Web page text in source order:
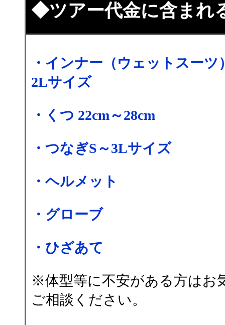
◆ツアー代金に含まれ
・インナー（ウェットスーツ
2Lサイズ
・くつ 22cm～28cm
・つなぎS～3Lサイズ
・ヘルメット
・グローブ
・ひざあて
※体型等に不安がある方はお
ご相談ください。